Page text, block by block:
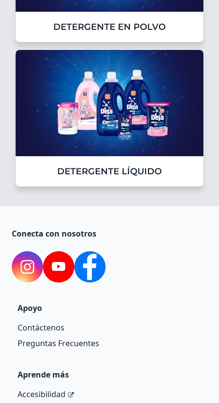
DETERGENTE EN POLVO
DETERGENTE LÍQUIDO
Conecta con nosotros
InstagramYouTube Facebook
Apoyo
Contáctenos
Preguntas Frecuentes
Aprende más
Accesibilidad